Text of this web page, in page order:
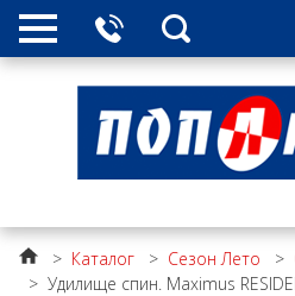
> Каталог > Сезон Лето >
> Удилище спин. Maximus